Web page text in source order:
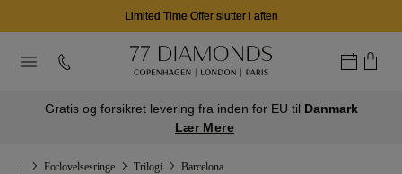
Limited Time Offer slutter i aften
Gratis og forsikret levering fra inden for EU til Danmark
Lær Mere
Forlovelsesringe Trilogi Barcelona